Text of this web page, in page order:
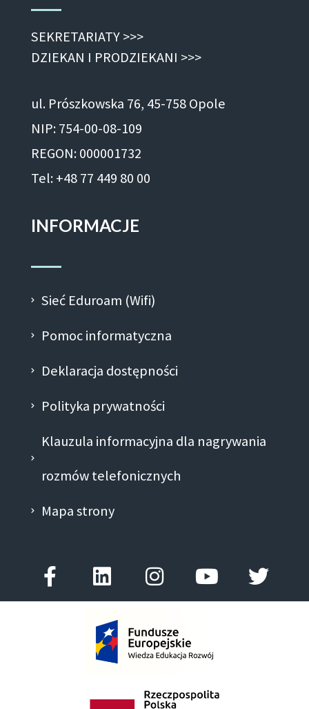
SEKRETARIATY >>>
DZIEKAN I PRODZIEKANI >>>
ul. Prószkowska 76, 45-758 Opole
NIP: 754-00-08-109
REGON: 000001732
Tel: +48 77 449 80 00
INFORMACJE
Sieć Eduroam (Wifi)
Pomoc informatyczna
Deklaracja dostępności
Polityka prywatności
Klauzula informacyjna dla nagrywania
rozmów telefonicznych
Mapa strony
f